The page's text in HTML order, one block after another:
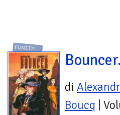
FUMETTI
di
Boucq |